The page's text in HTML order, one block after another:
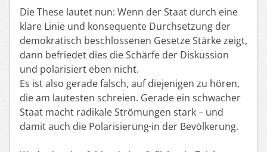
Die These lautet nun: Wenn der Staat durch eine
klare Linie und konsequente Durchsetzung der
demokratisch beschlossenen Gesetze Stärke zeigt,
dann befriedet dies die Schärfe der Diskussion
und polarisiert eben nicht.
Es ist also gerade falsch, auf diejenigen zu hören,
die am lautesten schreien. Gerade ein schwacher
Staat macht radikale Strömungen stark – und
damit auch die Polarisierung in der Bevölkerung.